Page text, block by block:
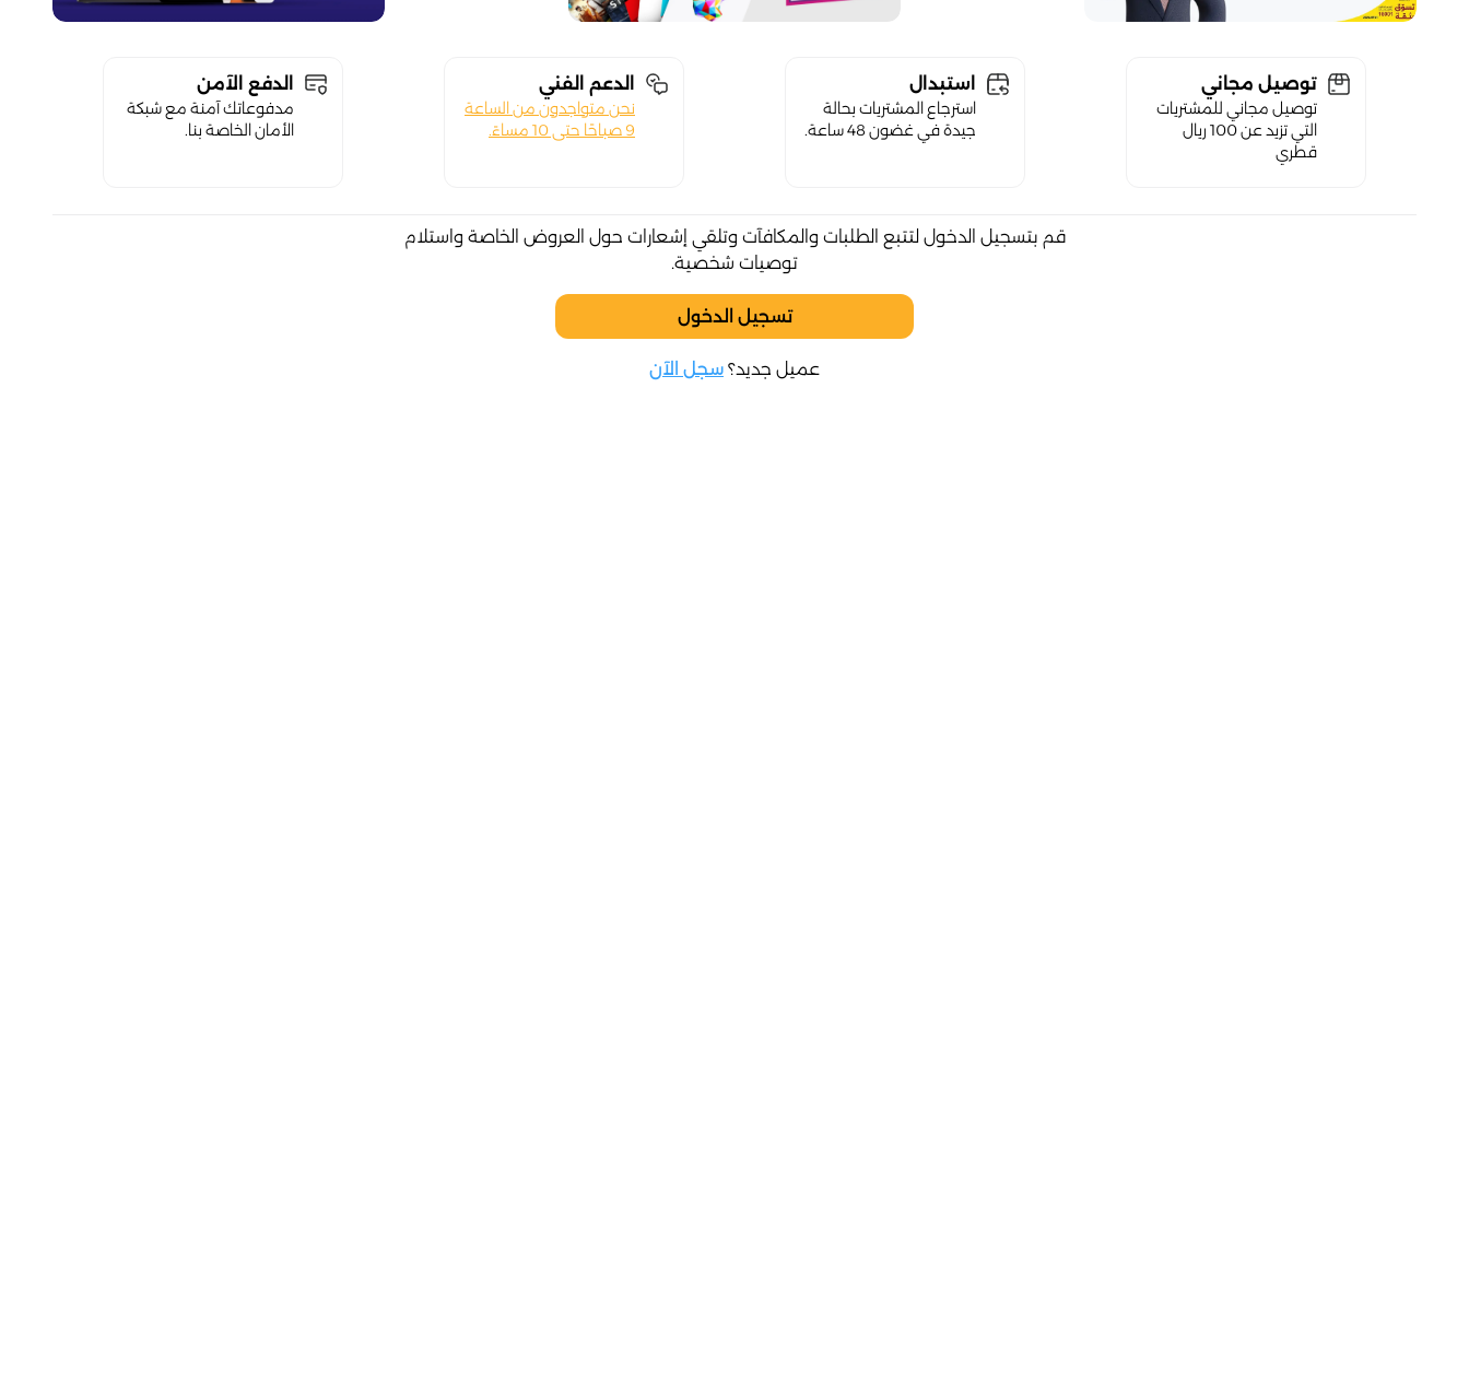
توصيل مجاني
توصيل مجاني للمشتريات
التي تزيد عن 100 ريال
قطري
استبدال
استرجاع المشتريات بحالة
جيدة في غضون 48 ساعة.
الدعم الفني
نحن متواجدون من الساعة
9 صباحًا حتى 10 مساءً.
الدفع الآمن
مدفوعاتك آمنة مع شبكة
الأمان الخاصة بنا.
قم بتسجيل الدخول لتتبع الطلبات والمكافآت وتلقي إشعارات حول العروض الخاصة واستلام
توصيات شخصية.
تسجيل الدخول
عميل جديد؟ سجل الآن